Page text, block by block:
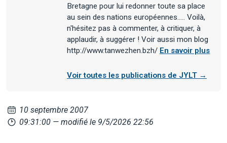
Bretagne pour lui redonner toute sa place
au sein des nations européennes..... Voilà,
n'hésitez pas à commenter, à critiquer, à
applaudir, à suggérer ! Voir aussi mon blog
http://www.tanwezhen.bzh/ En savoir plus
Voir toutes les publications de JYLT →
10 septembre 2007
09:31:00 — modifié le 9/5/2026 22:56